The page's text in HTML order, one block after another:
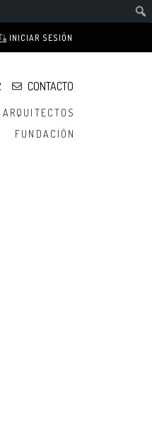
INICIAR SESIÓN
CONTACTO
ARQUITECTOS
FUNDACIÓN